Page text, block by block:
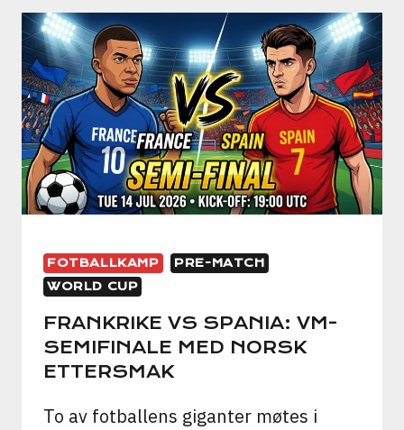
TYNGSTE
FOTBALLRIVALISERING
I
VM-
SEMIFINALE
FOTBALLKAMP
PRE-MATCH
WORLD CUP
FRANKRIKE VS SPANIA: VM-
SEMIFINALE MED NORSK
ETTERSMAK
To av fotballens giganter møtes i